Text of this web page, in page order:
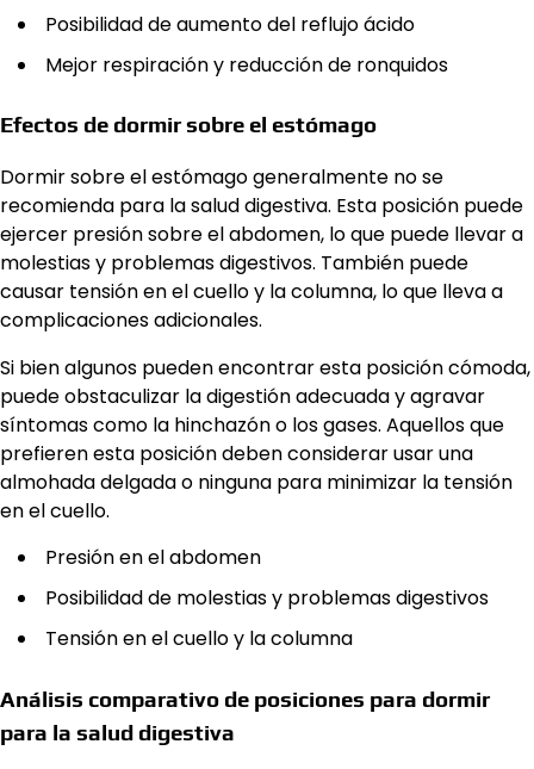
Posibilidad de aumento del reflujo ácido
Mejor respiración y reducción de ronquidos
Efectos de dormir sobre el estómago
Dormir sobre el estómago generalmente no se
recomienda para la salud digestiva. Esta posición puede
ejercer presión sobre el abdomen, lo que puede llevar a
molestias y problemas digestivos. También puede
causar tensión en el cuello y la columna, lo que lleva a
complicaciones adicionales.
Si bien algunos pueden encontrar esta posición cómoda,
puede obstaculizar la digestión adecuada y agravar
síntomas como la hinchazón o los gases. Aquellos que
prefieren esta posición deben considerar usar una
almohada delgada o ninguna para minimizar la tensión
en el cuello.
Presión en el abdomen
Posibilidad de molestias y problemas digestivos
Tensión en el cuello y la columna
Análisis comparativo de posiciones para dormir
para la salud digestiva